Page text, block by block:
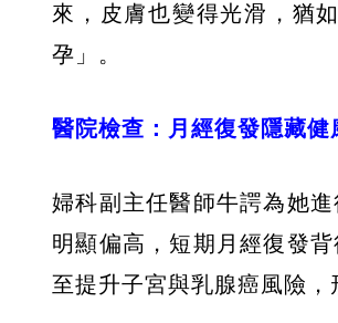
來，皮膚也變得光滑，猶
孕」。
醫院檢查：月經復發隱藏健
婦科副主任醫師牛諤為她
明顯偏高，短期月經復發
至提升子宮與乳腺癌風險，